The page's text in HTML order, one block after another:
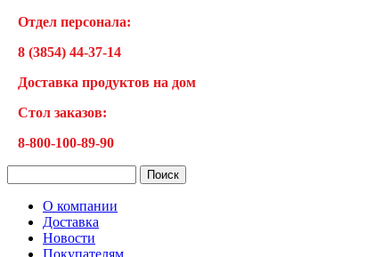
Отдел персонала:
8 (3854) 44-37-14
Доставка продуктов на дом
Cтол заказов:
8-800-100-89-90
О компании
Доставка
Новости
Покупателям